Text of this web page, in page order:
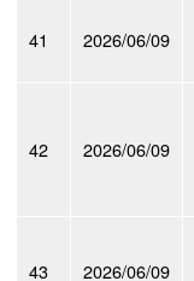
41 2026/06/09
42 2026/06/09
43 2026/06/09